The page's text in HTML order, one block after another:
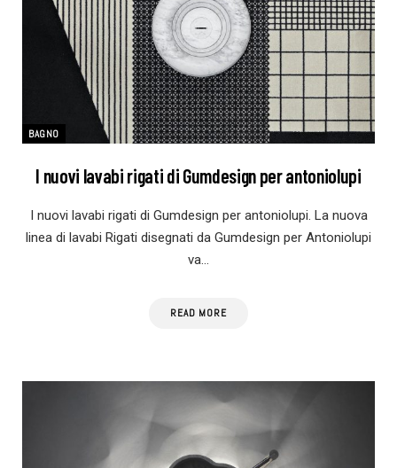
BAGNO
I nuovi lavabi rigati di Gumdesign per antoniolupi
I nuovi lavabi rigati di Gumdesign per antoniolupi. La nuova
linea di lavabi Rigati disegnati da Gumdesign per Antoniolupi
va…
READ MORE